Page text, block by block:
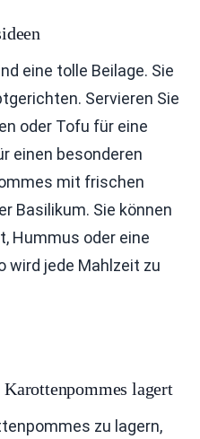
eine tolle Beilage. Sie
Servieren Sie
oder Tofu für eine
einen besonderen
mit frischen
Basilikum. Sie können
Hummus oder eine
wird jede Mahlzeit zu
lagert
zu lagern,